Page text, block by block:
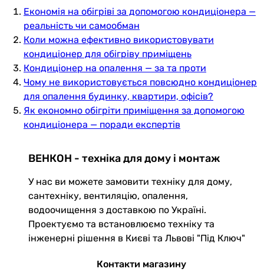
Економія на обігріві за допомогою кондиціонера —
реальність чи самообман
Коли можна ефективно використовувати
кондиціонер для обігріву приміщень
Кондиціонер на опалення — за та проти
Чому не використовується повсюдно кондиціонер
для опалення будинку, квартири, офісів?
Як економно обігріти приміщення за допомогою
кондиціонера — поради експертів
ВЕНКОН - техніка для дому і монтаж
У нас ви можете замовити техніку для дому,
сантехніку, вентиляцію, опалення,
водоочищення з доставкою по Україні.
Проектуємо та встановлюємо техніку та
інженерні рішення в Києві та Львові "Під Ключ"
Контакти магазину